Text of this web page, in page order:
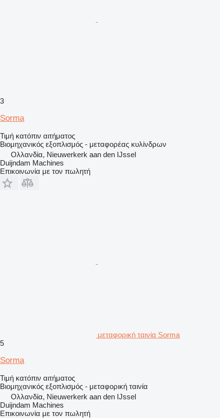
3
Sorma
Τιμή κατόπιν αιτήματος
Βιομηχανικός εξοπλισμός - μεταφορέας κυλίνδρων
Ολλανδία, Nieuwerkerk aan den IJssel
Duijndam Machines
Επικοινωνία με τον πωλητή
μεταφορική ταινία Sorma
5
Sorma
Τιμή κατόπιν αιτήματος
Βιομηχανικός εξοπλισμός - μεταφορική ταινία
Ολλανδία, Nieuwerkerk aan den IJssel
Duijndam Machines
Επικοινωνία με τον πωλητή